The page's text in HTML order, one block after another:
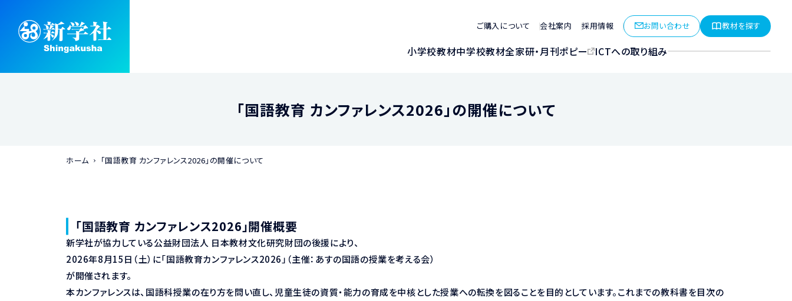
ご購入について 会社案内 採用情報 お問い合わせ 教材を探す
小学校教材中学校教材全家研・月刊ポピー ICTへの取り組み
「国語教育 カンファレンス2026」の開催について
ホーム 「国語教育 カンファレンス2026」の開催について
「国語教育 カンファレンス2026」開催概要
新学社が協力している公益財団法人 日本教材文化研究財団の後援により、
2026年8月15日（土）に「国語教育カンファレンス2026」（主催：あすの国語の授業を考える会）
が開催されます。
本カンファレンスは、国語科授業の在り方を問い直し、児童生徒の資質・能力の育成を中核とした授業への転換を図ることを目的としています。これまでの教科書を目次の